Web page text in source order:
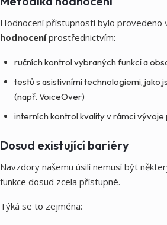
Hodnocení přístupnosti bylo provedeno
hodnoceníprostřednictvím:
ručních kontrol vybraných funkcí a
testů s asistivními technologiemi, jako
(např. VoiceOver)
interních kontrol kvality v rámci vývoje
Dosud existující bariéry
Navzdory našemu úsilí nemusí být
funkce dosud zcela přístupné.
Týká se to zejména: